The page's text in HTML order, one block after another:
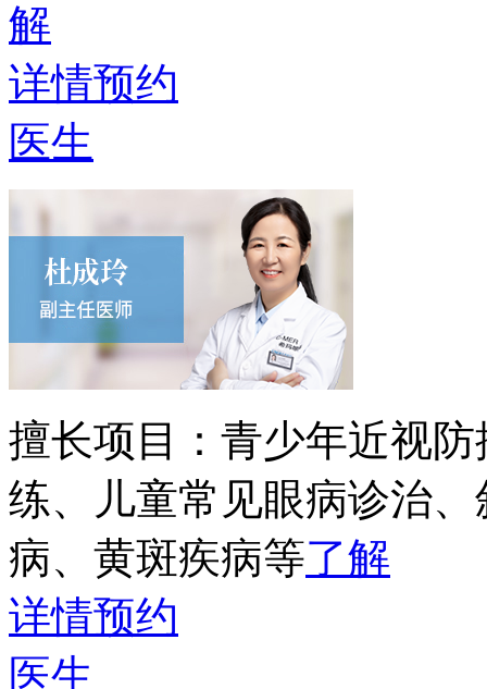
解
详情预约
医生
擅长项目： 青少年近视
练、儿童常见眼病诊治
病、黄斑疾病等了解
详情预约
医生